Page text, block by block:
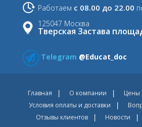
Работаем с 08.00 до 22.00
125047 Москва
Тверская Застава
Telegram @Educat_doc
Главная О компании
Цены
Условия оплаты и доставки
Отзывы клиентов
Новости